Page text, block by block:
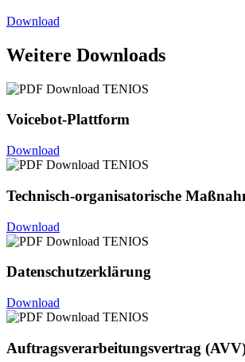
Download
Weitere Downloads
Voicebot-Plattform
Download
Technisch-organisatorische
Download
Datenschutzerklärung
Download
Auftragsverarbeitungsvertrag